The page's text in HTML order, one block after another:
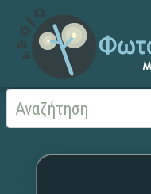
Αρχική Χωρίς τίτλο